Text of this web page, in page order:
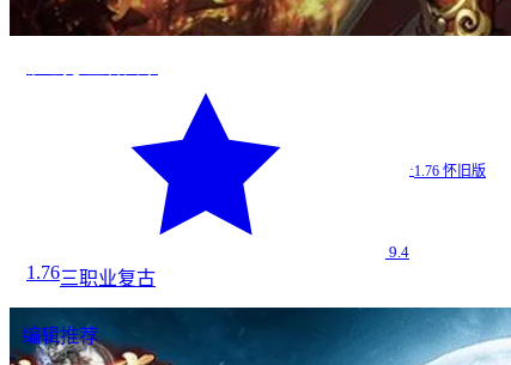
9.4
·1.76 怀旧版
1.76三职业复古
编辑推荐